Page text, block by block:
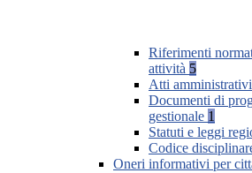
Riferimenti
attività 5
Atti
Documenti di
gestionale 1
Statuti e leggi
Codice
Oneri informativi per